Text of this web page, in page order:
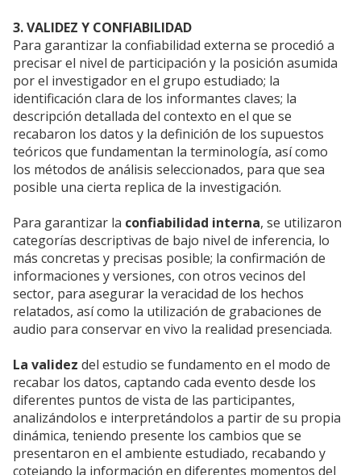
3. VALIDEZ Y CONFIABILIDAD
Para garantizar la confiabilidad externa se procedió a
precisar el nivel de participación y la posición asumida
por el investigador en el grupo estudiado; la
identificación clara de los informantes claves; la
descripción detallada del contexto en el que se
recabaron los datos y la definición de los supuestos
teóricos que fundamentan la terminología, así como
los métodos de análisis seleccionados, para que sea
posible una cierta replica de la investigación.
Para garantizar la confiabilidad interna, se utilizaron
categorías descriptivas de bajo nivel de inferencia, lo
más concretas y precisas posible; la confirmación de
informaciones y versiones, con otros vecinos del
sector, para asegurar la veracidad de los hechos
relatados, así como la utilización de grabaciones de
audio para conservar en vivo la realidad presenciada.
La validez del estudio se fundamento en el modo de
recabar los datos, captando cada evento desde los
diferentes puntos de vista de las participantes,
analizándolos e interpretándolos a partir de su propia
dinámica, teniendo presente los cambios que se
presentaron en el ambiente estudiado, recabando y
cotejando la información en diferentes momentos del